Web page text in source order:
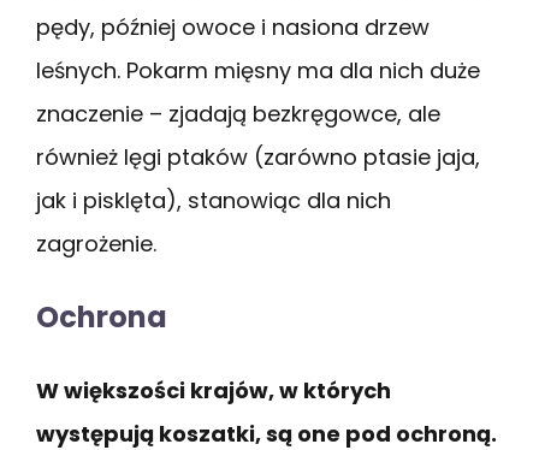
pędy, później owoce i nasiona drzew
leśnych. Pokarm mięsny ma dla nich duże
znaczenie – zjadają bezkręgowce, ale
również lęgi ptaków (zarówno ptasie jaja,
jak i pisklęta), stanowiąc dla nich
zagrożenie.
Ochrona
W większości krajów, w których
występują koszatki, są one pod ochroną.